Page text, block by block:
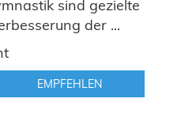
sind gezielte
der ...
EMPFEHLEN